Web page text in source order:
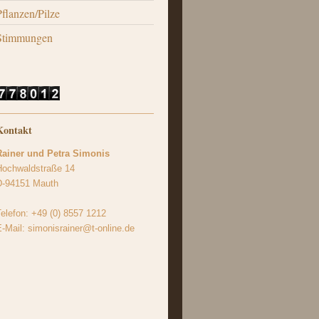
Pilze
und Petra Simonis
14
94151 Mauth
+49 (0) 8557 1212
Mail: simonisrainer@t-online.de